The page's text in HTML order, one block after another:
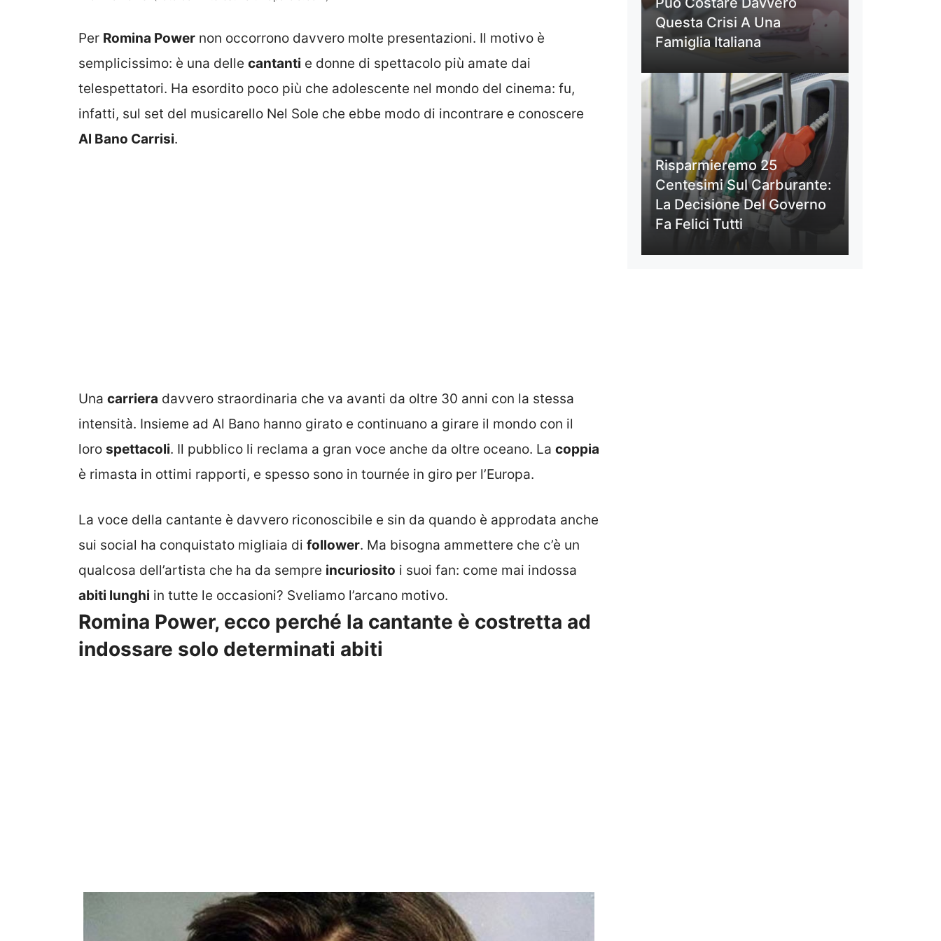
Per Romina Power non occorrono davvero molte presentazioni. Il motivo è
semplicissimo: è una delle cantanti e donne di spettacolo più amate dai
telespettatori. Ha esordito poco più che adolescente nel mondo del cinema: fu,
infatti, sul set del musicarello Nel Sole che ebbe modo di incontrare e conoscere
Al Bano Carrisi.
Una carriera davvero straordinaria che va avanti da oltre 30 anni con la stessa
intensità. Insieme ad Al Bano hanno girato e continuano a girare il mondo con il
loro spettacoli. Il pubblico li reclama a gran voce anche da oltre oceano. La coppia
è rimasta in ottimi rapporti, e spesso sono in tournée in giro per l’Europa.
La voce della cantante è davvero riconoscibile e sin da quando è approdata anche
sui social ha conquistato migliaia di follower. Ma bisogna ammettere che c’è un
qualcosa dell’artista che ha da sempre incuriosito i suoi fan: come mai indossa
abiti lunghi in tutte le occasioni? Sveliamo l’arcano motivo.
Romina Power, ecco perché la cantante è costretta ad
indossare solo determinati abiti
Questa Crisi A Una
Famiglia Italiana
Risparmieremo 25
Centesimi Sul Carburante:
La Decisione Del Governo
Fa Felici Tutti